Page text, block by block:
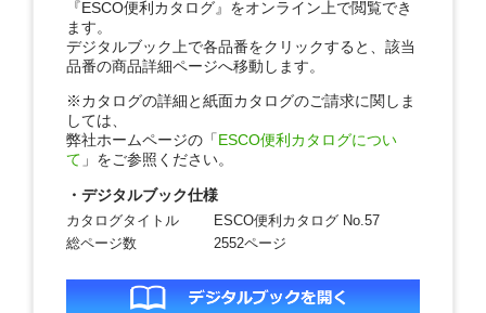
『ESCO便利カタログ』をオンライン上で閲覧でき
ます。
デジタルブック上で各品番をクリックすると、該当
品番の商品詳細ページへ移動します。
※カタログの詳細と紙面カタログのご請求に関しま
しては、
弊社ホームページの「ESCO便利カタログについ
て 」をご参照ください。
・デジタルブック仕様
カタログタイトル
ESCO便利カタログ No.57
総ページ数
2552ページ